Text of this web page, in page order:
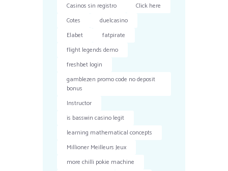
Casinos sin registro
Click here
Cotes
duelcasino
Elabet
fatpirate
flight legends demo
freshbet login
gamblezen promo code no deposit
bonus
Instructor
is basswin casino legit
learning mathematical concepts
Millioner Meilleurs Jeux
more chilli pokie machine